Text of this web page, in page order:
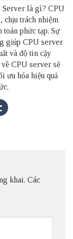
Server là gì? CPU
chịu trách nhiệm
phức tạp. Sự
giúp CPU server
và độ tin cậy
CPU server sẽ
ưu hóa hiệu quả
khai. Các